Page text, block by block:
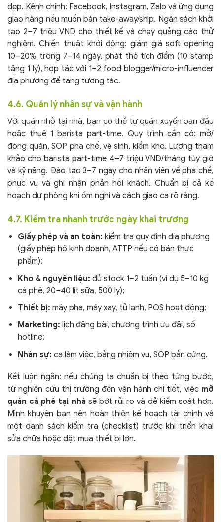
đẹp. Kênh chính: Facebook, Instagram, Zalo và ứng dụng
giao hàng nếu muốn bán take-away/ship. Ngân sách khởi
tạo 2–7 triệu VND cho thiết kế và chạy quảng cáo thử
nghiệm. Chiến thuật khởi động: giảm giá soft opening
10–20% trong 7–14 ngày, phát thẻ tích điểm (10 stamp
tặng 1 ly), hợp tác với 1–2 food blogger/micro-influencer
địa phương để tăng tương tác.
4.6. Quản lý nhân sự và vận hành
Với quán nhỏ tại nhà, bạn có thể tự quán xuyến ban đầu
hoặc thuê 1 barista part-time. Quy trình cần có: mở/
đóng quán, SOP pha chế, vệ sinh, kiểm kho. Lương tham
khảo cho barista part-time 4–7 triệu VND/tháng tùy giờ
và kỹ năng. Đào tạo 3–7 ngày cho nhân viên về pha chế,
phục vụ và ghi nhận phản hồi khách. Chuẩn bị cả kế
hoạch dự phòng khi ốm nghỉ và cách giao ca rõ ràng.
4.7. Kiểm tra nhanh trước ngày khai trương
Giấy phép và an toàn: kiểm tra quy định địa phương
(giấy phép hộ kinh doanh, ATTP nếu có bán thực
phẩm);
Kho & nguyên liệu: đủ stock 1–2 tuần (ví dụ 5–10 kg
cà phê, 20–40 lít sữa, 500 ly);
Thiết bị: máy pha, máy xay, tủ lạnh, POS hoạt động;
Marketing: lịch đăng bài, chương trình ưu đãi, số
hotline;
Nhân sự: ca làm việc, bảng nhiệm vụ, SOP bản cứng.
Kết luận ngắn: nếu chúng ta chuẩn bị theo từng bước,
từ nghiên cứu thị trường đến vận hành chi tiết, việc mở
quán cà phê tại nhà sẽ bớt rủi ro và dễ kiểm soát hơn.
Mình khuyên bạn nên hoàn thiện kế hoạch tài chính và
một danh sách kiểm tra (checklist) trước khi triển khai
sửa chữa hoặc đặt mua thiết bị lớn.